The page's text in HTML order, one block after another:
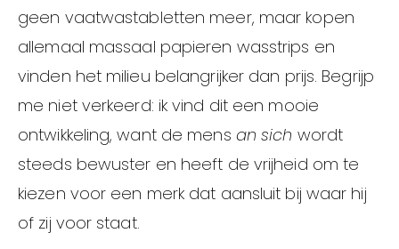
geen vaatwastabletten meer, maar kopen
allemaal massaal papieren wasstrips en
vinden het milieu belangrijker dan prijs. Begrijp
me niet verkeerd: ik vind dit een mooie
ontwikkeling, want de mens an sich wordt
steeds bewuster en heeft de vrijheid om te
kiezen voor een merk dat aansluit bij waar hij
of zij voor staat.